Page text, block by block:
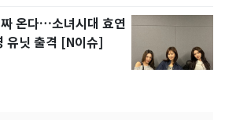
온다…소녀시대 효연
유닛 출격 [N이슈]